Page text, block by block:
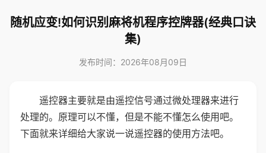
随机应变!如何识别麻将机程序控牌器(经典口诀
集)
发布时间：2026年08月09日
遥控器主要就是由遥控信号通过微处理器来进行
处理的。原理可以不懂，但是不能不懂怎么使用吧。
下面就来详细给大家说一说遥控器的使用方法吧。